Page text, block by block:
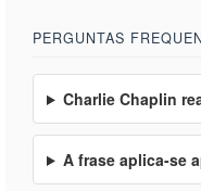
PERGUNTAS
Charlie Chaplin
A frase aplica-se